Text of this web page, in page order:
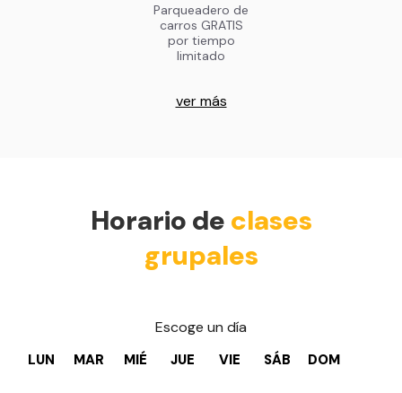
Parqueadero de
carros GRATIS
por tiempo
limitado
ver más
Horario de clases
grupales
Escoge un día
LUN MAR MIÉ JUE VIE SÁB DOM